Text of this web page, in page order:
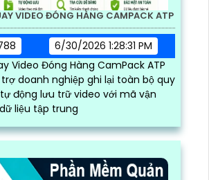
VIDEO ĐÓNG HÀNG CAMPACK ATP
6/30/2026 1:28:31 PM
Video Đóng Hàng CamPack ATP
doanh nghiệp ghi lại toàn bộ quy
động lưu trữ video với mã vận
liệu tập trung